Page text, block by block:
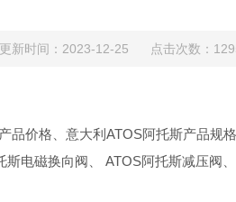
更新时间：2023-12-25 点击次数：
格、意大利ATOS阿托斯产品规
电磁换向阀、 ATOS阿托斯减压阀、